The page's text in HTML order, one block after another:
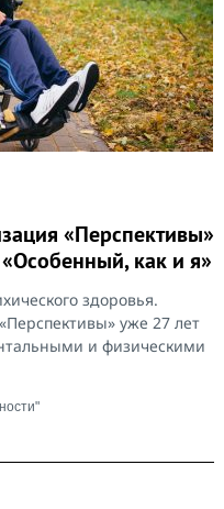
«Перспективы»
как и я»
здоровья.
уже 27 лет
и физическими